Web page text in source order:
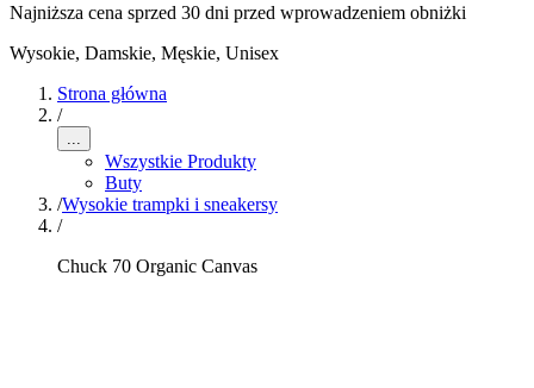
Najniższa cena sprzed 30 dni przed wprowadzeniem obniżki
Wysokie, Damskie, Męskie, Unisex
Strona główna
/
...
Wszystkie Produkty
Buty
/Wysokie trampki i sneakersy
/
Chuck 70 Organic Canvas